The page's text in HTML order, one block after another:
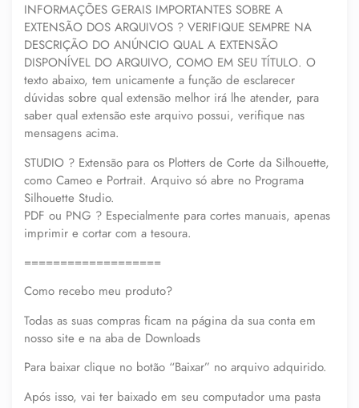
INFORMAÇÕES GERAIS IMPORTANTES SOBRE A
EXTENSÃO DOS ARQUIVOS ? VERIFIQUE SEMPRE NA
DESCRIÇÃO DO ANÚNCIO QUAL A EXTENSÃO
DISPONÍVEL DO ARQUIVO, COMO EM SEU TÍTULO. O
texto abaixo, tem unicamente a função de esclarecer
dúvidas sobre qual extensão melhor irá lhe atender, para
saber qual extensão este arquivo possui, verifique nas
mensagens acima.
STUDIO ? Extensão para os Plotters de Corte da Silhouette,
como Cameo e Portrait. Arquivo só abre no Programa
Silhouette Studio.
PDF ou PNG ? Especialmente para cortes manuais, apenas
imprimir e cortar com a tesoura.
===================
Como recebo meu produto?
Todas as suas compras ficam na página da sua conta em
nosso site e na aba de Downloads
Para baixar clique no botão “Baixar” no arquivo adquirido.
Após isso, vai ter baixado em seu computador uma pasta